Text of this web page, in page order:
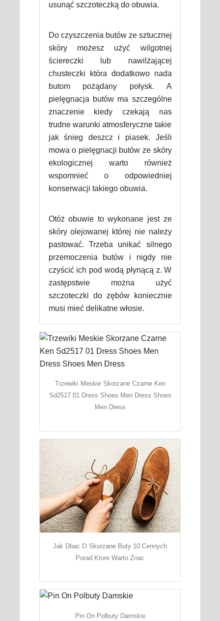
usunąć szczoteczką do obuwia.
Do czyszczenia butów ze sztucznej
skóry możesz użyć wilgotnej
ściereczki lub nawilżającej
chusteczki która dodatkowo nada
butom pożądany połysk. A
pielęgnacja butów ma szczególne
znaczenie kiedy czekają nas
trudne warunki atmosferyczne takie
jak śnieg deszcz i piasek. Jeśli
mowa o pielęgnacji butów ze skóry
ekologicznej warto również
wspomnieć o odpowiedniej
konserwacji takiego obuwia.
Otóż obuwie to wykonane jest ze
skóry olejowanej której nie należy
pastować. Trzeba unikać silnego
przemoczenia butów i nigdy nie
czyścić ich pod wodą płynącą z. W
zastępstwie można użyć
szczoteczki do zębów koniecznie
musi mieć delikatne włosie.
Trzewiki Meskie Skorzane Czarne Ken
Sd2517 01 Dress Shoes Men Dress Shoes
Men Dress
Jak Dbac O Skorzane Buty 10 Cennych
Porad Ktore Warto Znac
Pin On Polbuty Damskie